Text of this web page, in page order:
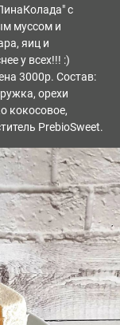
с
муссом и
яиц и
у всех!!! :)
3000р. Состав:
орехи
кокосовое,
PrebioSweet.